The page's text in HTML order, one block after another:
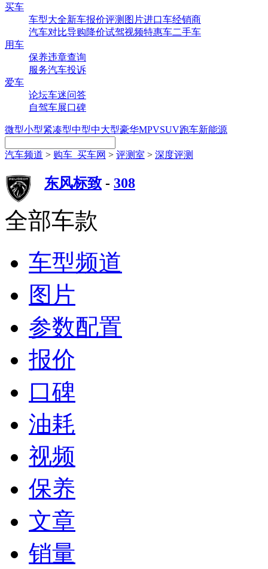
买车
车型大全新车报价评测 图片进口车经销商
汽车对比导购降价试驾视频特惠车二手车
用车
保养违章查询
服务汽车投诉
爱车
论坛车迷问答
自驾车展口碑
微型小型紧凑型中型中大型豪华MPVSUV跑车新能源
汽车频道 > 购车_买车网 > 评测室 > 深度评测
东风标致 - 308
全部车款
车型频道
图片
参数配置
报价
口碑
油耗
视频
保养
文章
销量